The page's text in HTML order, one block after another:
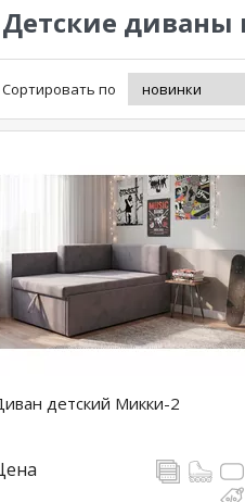
Детские
Сортировать по
детский Микки-2